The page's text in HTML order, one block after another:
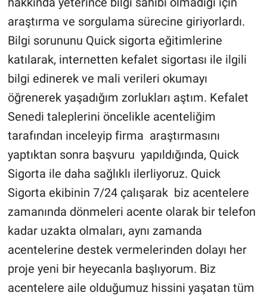
araştırma ve sorgulama sürecine giriyorlardı.
Bilgi sorununu Quick sigorta eğitimlerine
katılarak, internetten kefalet sigortası ile ilgili
bilgi edinerek ve mali verileri okumayı
öğrenerek yaşadığım zorlukları aştım. Kefalet
Senedi taleplerini öncelikle acenteliğim
tarafından inceleyip firma araştırmasını
yaptıktan sonra başvuru yapıldığında, Quick
Sigorta ile daha sağlıklı ilerliyoruz. Quick
Sigorta ekibinin 7/24 çalışarak biz acentelere
zamanında dönmeleri acente olarak bir telefon
kadar uzakta olmaları, aynı zamanda
acentelerine destek vermelerinden dolayı her
proje yeni bir heyecanla başlıyorum. Biz
acentelere aile olduğumuz hissini yaşatan tüm